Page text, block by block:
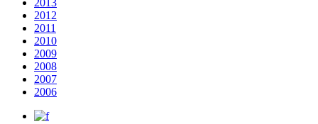
2013
2012
2011
2010
2009
2008
2007
2006